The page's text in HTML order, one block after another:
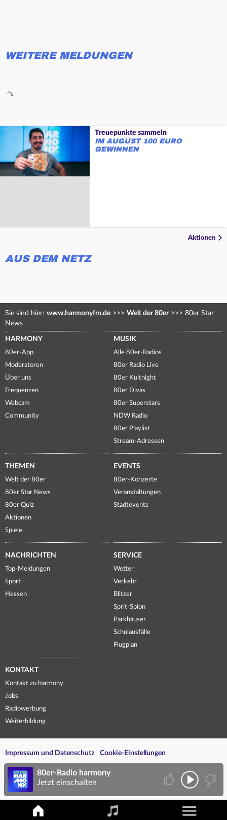
WEITERE MELDUNGEN
Treuepunkte sammeln
IM AUGUST 100 EURO
GEWINNEN
Aktionen
AUS DEM NETZ
Sie sind hier: www.harmonyfm.de >>> Welt der 80er >>> 80er Star
News
HARMONY
80er-App
Moderatoren
Über uns
Frequenzen
Webcam
Community
MUSIK
Alle 80er-Radios
80er Radio Live
80er Kultnight
80er Divas
80er Superstars
NDW Radio
80er Playlist
Stream-Adressen
THEMEN
Welt der 80er
80er Star News
80er Quiz
Aktionen
Spiele
EVENTS
80er-Konzerte
Veranstaltungen
Stadtevents
NACHRICHTEN
Top-Meldungen
Sport
Hessen
SERVICE
Wetter
Verkehr
Blitzer
Sprit-Spion
Parkhäuser
Schulausfälle
Flugplan
KONTAKT
Kontakt zu harmony
Jobs
Radiowerbung
Weiterbildung
Impressum und Datenschutz Cookie-Einstellungen
80er-Radio harmony
Jetzt einschalten